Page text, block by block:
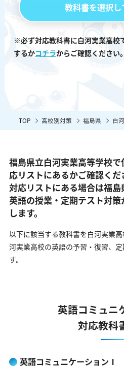
教科書を選択
※必ず対応教科書に白河実業高校
するかコチラからご確認ください。
TOP 高校別対策 福島県 白
福島県立白河実業高等学校
応リストにあるかご確認くだ
対応リストにある場合は福
英語の授業・定期テスト対
します。
以下に該当する教科書を白河実業高
河実業高校の英語の予習・復習、
す。
英語コミュニ
対応教科
英語コミュニケーションⅠ